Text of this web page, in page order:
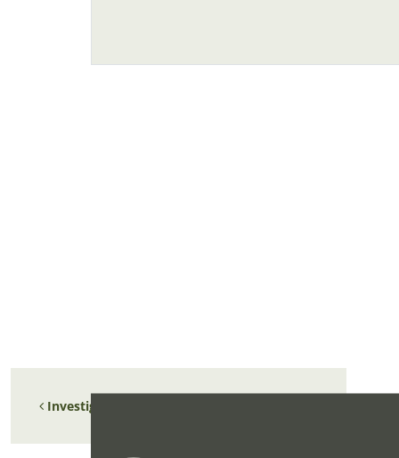
Navegación de entradas
Investigando en el Archivo Secreto Vaticano